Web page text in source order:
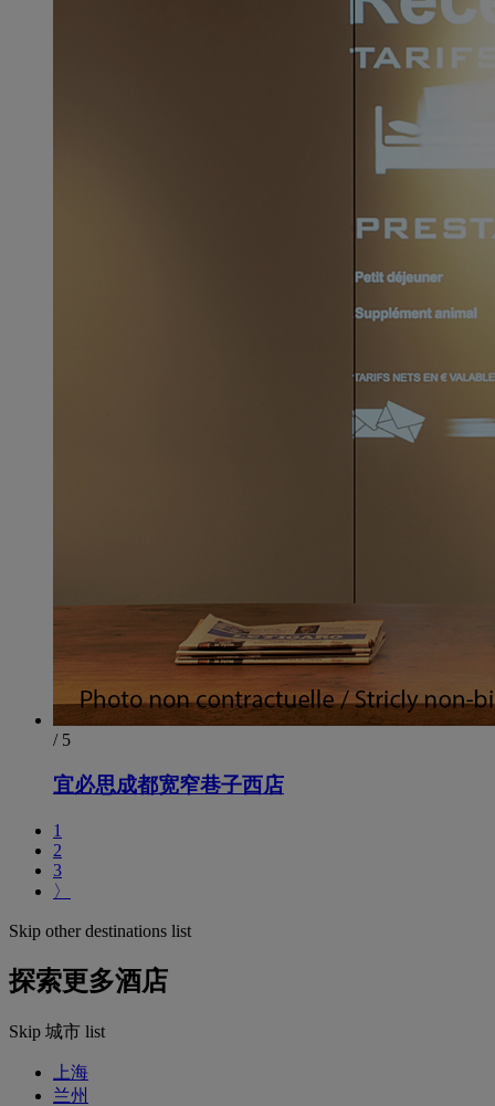
/ 5
宜必思成都宽窄巷子西店
1
2
3
〉
Skip other destinations list
探索更多酒店
Skip 城市 list
上海
兰州